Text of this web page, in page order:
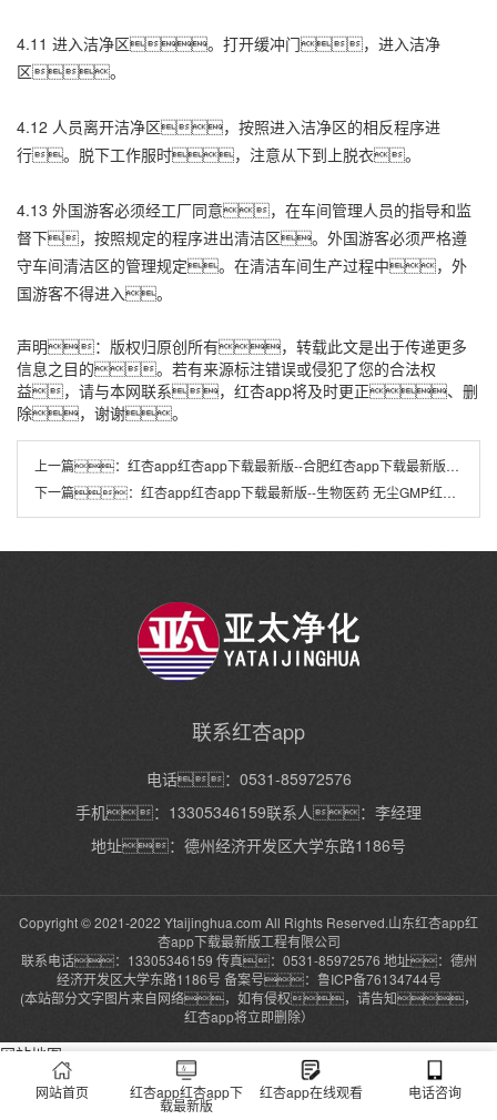
4.11 进入洁净区。打开缓冲门，进入洁净
区。
4.12 人员离开洁净区，按照进入洁净区的相反程序进
行。脱下工作服时，注意从下到上脱衣。
4.13 外国游客必须经工厂同意，在车间管理人员的指导和监
督下，按照规定的程序进出清洁区。外国游客必须严格遵
守车间清洁区的管理规定。在清洁车间生产过程中，外
国游客不得进入。
声明：版权归原创所有，转载此文是出于传递更多
信息之目的。若有来源标注错误或侵犯了您的合法权
益，请与本网联系，红杏app将及时更正、删
除，谢谢。
上一篇： 红杏app红杏app下载最新版--合肥红杏app下载最新版厂无尘洁净车间对工业生产有什么好处？
下一篇： 红杏app红杏app下载最新版--生物医药 无尘GMP红杏app下载最新版车间设计施工经验 CEIDI西递
联系红杏app
电话：0531-85972576
手机：13305346159联系人：李经理
地址：德州经济开发区大学东路1186号
Copyright © 2021-2022 Ytaijinghua.com All Rights Reserved.山东红杏app红
杏app下载最新版工程有限公司
联系电话：13305346159 传真：0531-85972576 地址：德州
经济开发区大学东路1186号 备案号： 鲁ICP备76134744号
(本站部分文字图片来自网络，如有侵权，请告知，
红杏app将立即删除）
网站首页 红杏app红杏app下
载最新版
红杏app在线观看 电话咨询
网站地图